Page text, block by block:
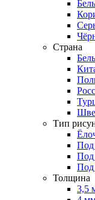
Страна
Тип
Под
Под
Под
Толщина
3,5